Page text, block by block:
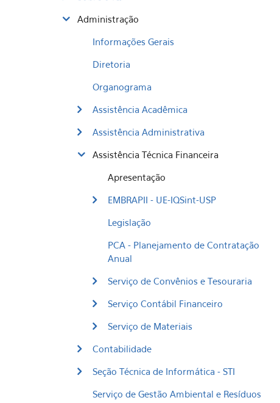
Administração
Informações Gerais
Diretoria
Organograma
Assistência Acadêmica
Assistência Administrativa
Assistência Técnica Financeira
Apresentação
EMBRAPII - UE-IQSint-USP
Legislação
PCA - Planejamento de Contratação
Anual
Serviço de Convênios e Tesouraria
Serviço Contábil Financeiro
Serviço de Materiais
Contabilidade
Seção Técnica de Informática - STI
Serviço de Gestão Ambiental e Resíduos